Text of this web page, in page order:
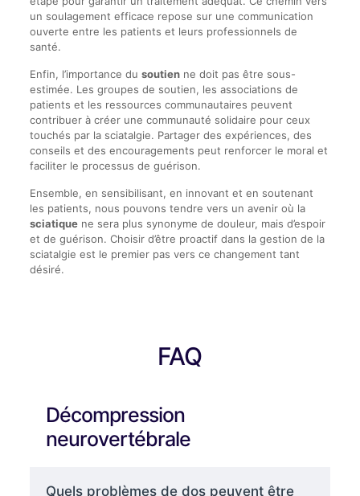
un soulagement efficace repose sur une communication
ouverte entre les patients et leurs professionnels de
santé.
Enfin, l’importance du soutienne doit pas être sous-
estimée. Les groupes de soutien, les associations de
patients et les ressources communautaires peuvent
contribuer à créer une communauté solidaire pour ceux
touchés par la sciatalgie. Partager des expériences, des
conseils et des encouragements peut renforcer le moral et
faciliter le processus de guérison.
Ensemble, en sensibilisant, en innovant et en soutenant
les patients, nous pouvons tendre vers un avenir où la
sciatiquene sera plus synonyme de douleur, mais d’espoir
et de guérison. Choisir d’être proactif dans la gestion de la
sciatalgie est le premier pas vers ce changement tant
désiré.
FAQ
Décompression
neurovertébrale
Quels problèmes de dos peuvent être